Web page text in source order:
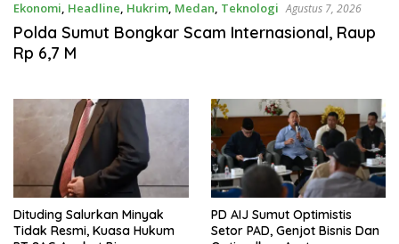
Ekonomi, Headline, Hukrim, Medan, Teknologi Agustus 7, 2026
Polda Sumut Bongkar Scam Internasional, Raup
Rp 6,7 M
Dituding Salurkan Minyak
Tidak Resmi, Kuasa Hukum
PD AIJ Sumut Optimistis
Setor PAD, Genjot Bisnis Dan